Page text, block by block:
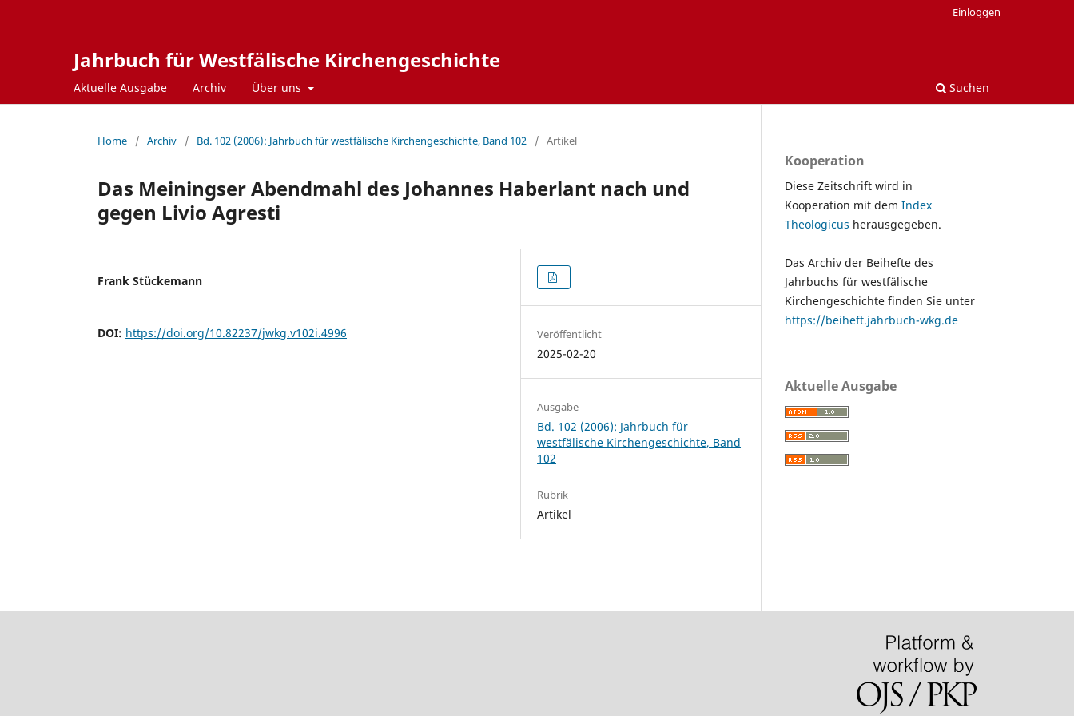
Jahrbuch für Westfälische Kirchengeschichte
Aktuelle Ausgabe Archiv Über uns Suchen
Einloggen
Home / Archiv / Bd. 102 (2006): Jahrbuch für westfälische Kirchengeschichte, Band 102 / Artikel
Das Meiningser Abendmahl des Johannes Haberlant nach und
gegen Livio Agresti
Frank Stückemann
DOI: https://doi.org/10.82237/jwkg.v102i.4996 Veröffentlicht
2025-02-20
Ausgabe
Bd. 102 (2006): Jahrbuch für
westfälische Kirchengeschichte, Band
102
Rubrik
Artikel
Kooperation
Diese Zeitschrift wird in
Kooperation mit dem Index
Theologicus herausgegeben.
Das Archiv der Beihefte des
Jahrbuchs für westfälische
Kirchengeschichte finden Sie unter
https://beiheft.jahrbuch-wkg.de
Aktuelle Ausgabe